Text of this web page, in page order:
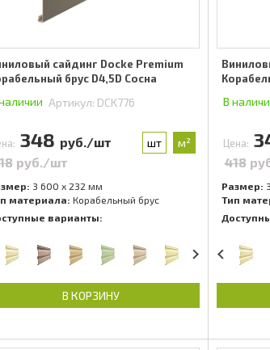
сайдинг Docke Premium
брус D4,5D Сосна
Артикул: DCK776
348 руб./шт шт м²
руб./шт
3 600 x 232 мм
материала: Корабельный брус
варианты:
В КОРЗИНУ
В
Цена:
418
Размер:
Тип